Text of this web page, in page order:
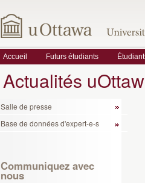
Accueil Futurs étudiants
Actualités
Salle de presse
Base de données d'expert-e-s
Communiquez avec
nous